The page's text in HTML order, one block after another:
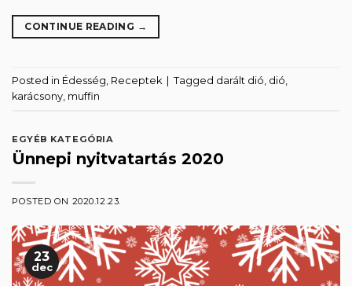
CONTINUE READING →
Posted in Édesség Receptek | Tagged darált dió dió
karácsony muffin
EGYÉB KATEGÓRIA
Ünnepi nyitvatartás 2020
POSTED ON 2020.12.23.
23
dec